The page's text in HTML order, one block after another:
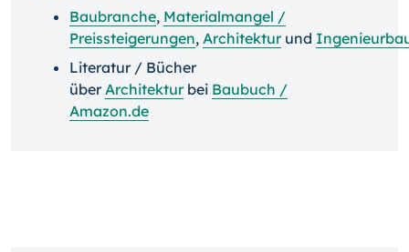
Baubranche, Materialmangel /
Preissteigerungen, Architekturund
Literatur / Bücher
überArchitekturbei Baubuch /
Amazon.de